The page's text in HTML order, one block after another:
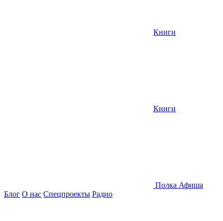
Книги
Книги
Полка Афиша
Блог О нас Спецпроекты Радио